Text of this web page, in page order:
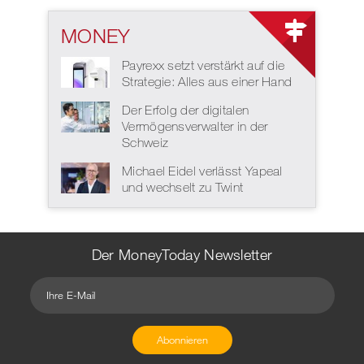
MONEY
Payrexx setzt verstärkt auf die
Strategie: Alles aus einer Hand
Der Erfolg der digitalen
Vermögensverwalter in der
Schweiz
Michael Eidel verlässt Yapeal
und wechselt zu Twint
Der MoneyToday Newsletter